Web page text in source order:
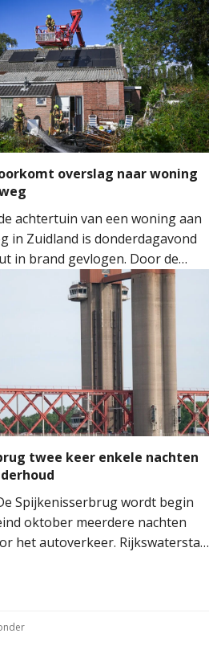
overslag naar woning
achtertuin van een woning aan
in Zuidland is donderdagavond
in brand gevlogen. Door de
de brandweer kon worden
het vuur oversloeg naar de
twee keer enkele nachten
Spijkenisserbrug wordt begin
oktober meerdere nachten
het autoverkeer. Rijkswaterstaat
later aan de kant van